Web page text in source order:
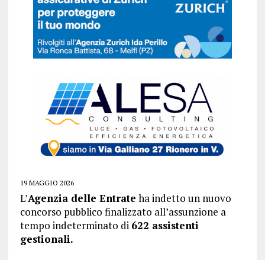
19 MAGGIO 2026
L’Agenzia delle Entrate ha indetto un nuovo
concorso pubblico finalizzato all’assunzione a
tempo indeterminato di 622 assistenti
gestionali.